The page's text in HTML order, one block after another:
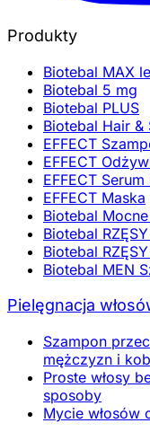
Produkty
Biotebal MAX
Biotebal 5 mg
Biotebal PLUS
Biotebal Hair &
EFFECT
EFFECT
EFFECT
EFFECT Maska
Biotebal
Biotebal
Biotebal
Biotebal MEN
Pielęgnacja
Szampon
mężczyzn i
Proste włosy
sposoby
Mycie włosów